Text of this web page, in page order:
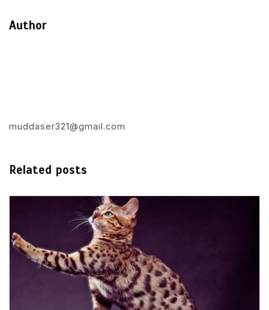
Author
muddaser321@gmail.com
Related posts